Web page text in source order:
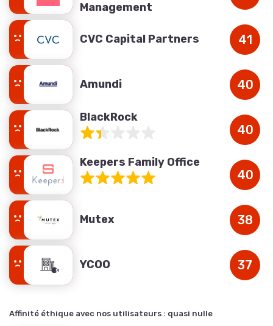
Management
CVC Capital Partners 41
Amundi 40
BlackRock
40
Keepers Family Office
40
Mutex 38
YCOO 37
Affinité éthique avec nos utilisateurs : quasi nulle